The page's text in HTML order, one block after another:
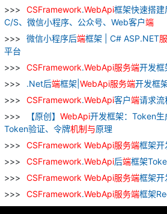
CSFramework.WebApi框架快速搭建
C/S、微信小程序、公众号、Web客户端
微信小程序后端框架 | C# ASP.NET
平台
CSFramework.WebApi服务端开发框
.Net后端框架| WebApi服务端开发框
CSFramework.WebApi客户端请求流
【原创】 WebApi开发框架：Token生
Token验证、令牌机制与原理
CSFramework WebApi服务端框架开
CSFramework.WebApi后端框架
CSFramework WebApi服务端框架开
CSFramework.WebApi服务端框架